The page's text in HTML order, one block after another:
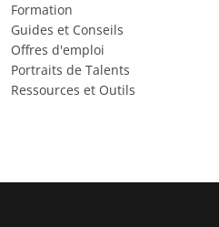
Formation
Guides et Conseils
Offres d'emploi
Portraits de Talents
Ressources et Outils